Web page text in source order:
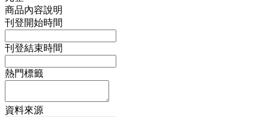
商品內容說明
刊登開始時間
刊登結束時間
熱門標籤
資料來源